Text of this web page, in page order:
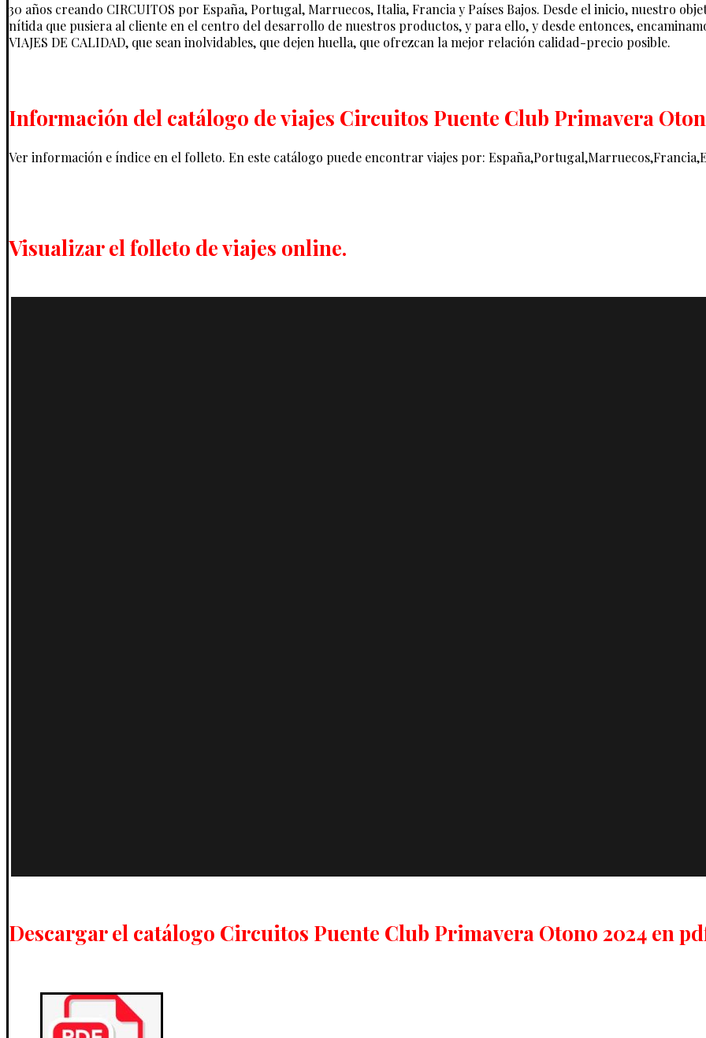
30 años creando CIRCUITOS por España, Portugal, Marruecos, Italia, Francia y Países Bajos. Desde el inicio, nuestro
nítida que pusiera al cliente en el centro del desarrollo de nuestros productos, y para ello, y desde entonces,
VIAJES DE CALIDAD, que sean inolvidables, que dejen huella, que ofrezcan la mejor relación calidad-precio posible.
Información del catálogo de viajes Circuitos Puente Club Primavera
Ver información e índice en el folleto. En este catálogo puede encontrar viajes por:
Visualizar el folleto de viajes online.
Descargar el catálogo Circuitos Puente Club Primavera Otono 2024 en